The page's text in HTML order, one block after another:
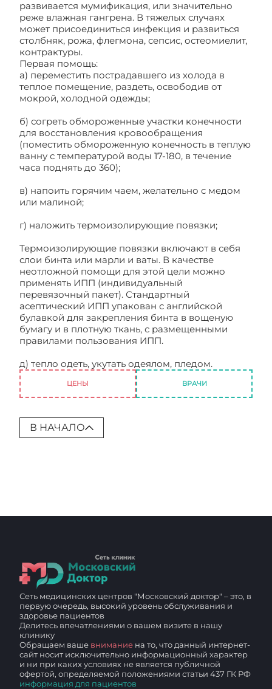
развивается мумификация, или значительно
реже влажная гангрена. В тяжелых случаях
может присоединиться инфекция и развиться
столбняк, рожа, флегмона, сепсис, остеомиелит,
контрактуры.
Первая помощь:
а) переместить пострадавшего из холода в
теплое помещение, раздеть, освободив от
мокрой, холодной одежды;
б) согреть обмороженные участки конечности
для восстановления кровообращения
(поместить обмороженную конечность в теплую
ванну с температурой воды 17-180, в течение
часа поднять до 360);
в) напоить горячим чаем, желательно с медом
или малиной;
г) наложить термоизолирующие повязки;
Термоизолирующие повязки включают в себя
слои бинта или марли и ваты. В качестве
неотложной помощи для этой цели можно
применять ИПП (индивидуальный
перевязочный пакет). Стандартный
асептический ИПП упакован с английской
булавкой для закрепления бинта в вощеную
бумагу и в плотную ткань, с размещенными
правилами пользования ИПП.
д) тепло одеть, укутать одеялом, пледом.
ЦЕНЫ ВРАЧИ
В НАЧАЛО
Сеть медицинских центров "Московский доктор" – это, в
первую очередь, высокий уровень обслуживания и
здоровье пациентов
Делитесь впечатлениями о вашем визите в нашу
клинику
Обращаем ваше внимание на то, что данный интернет-
сайт носит исключительно информационный характер
и ни при каких условиях не является публичной
офертой, определяемой положениями статьи 437 ГК РФ
информация для пациентов